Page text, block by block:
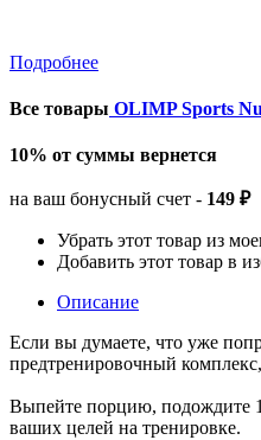
Подробнее
Все товары OLIMP Sports
10% от суммы вернется
на ваш бонусный счет - 149 ₽
Убрать этот товар из
Добавить этот товар в
Описание
Если вы думаете, что уже
предтренировочный
Выпейте порцию, подождите
ваших целей на тренировке.